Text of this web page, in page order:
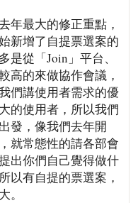
年最大的修正重點，
新增了自提票選案的
是從「Join」平台、
高的來做協作會議，
們講使用者需求的優
的使用者，所以我們
發，像我們去年開
就常態性的請各部會
出你們自己覺得做什
以有自提的票選案，
。